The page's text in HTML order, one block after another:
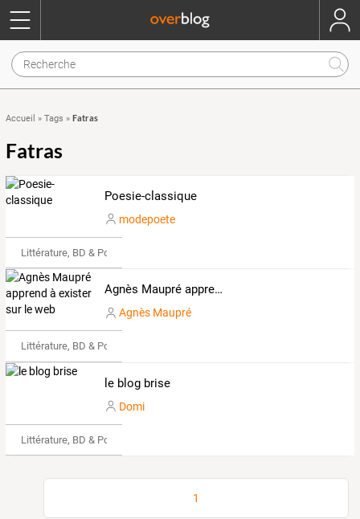
Accueil » Tags » Fatras
Fatras
Poesie-classique
modepoete
Littérature, BD & Poésie
Agnès Maupré apprend à exister sur le web
Agnès Maupré
Littérature, BD & Poésie
le blog brise
Domi
Littérature, BD & Poésie
1